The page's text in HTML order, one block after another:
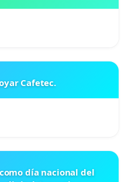
Cafetec.
día nacional del